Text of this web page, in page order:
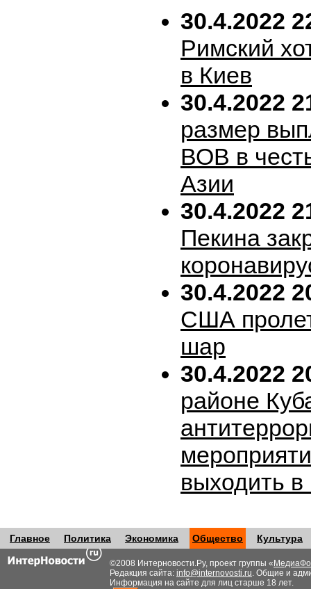
30.4.2022
Римский
в Киев
30.4.2022
размер
ВОВ в
Азии
30.4.2022
Пекина
30.4.2022
США
шар
30.4.2022
районе
выходить
Главное Политика Экономика Общество Культура
©2008 Интерновости.Ру, проект группы «
Редакция сайта: info@internovosti.ru. Общие и
Информация на сайте для лиц старше 18 лет.